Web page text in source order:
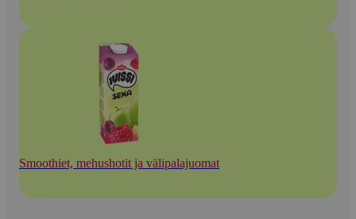
Smoothiet, mehushotit ja välipalajuomat